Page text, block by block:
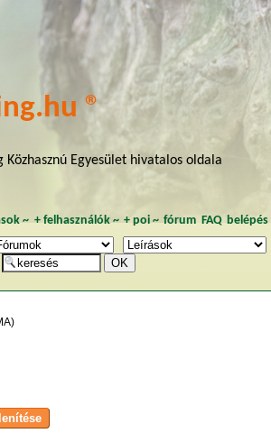
®
Egyesület hivatalos oldala
~ + felhasználók~ + poi~ fórum FAQ belépés